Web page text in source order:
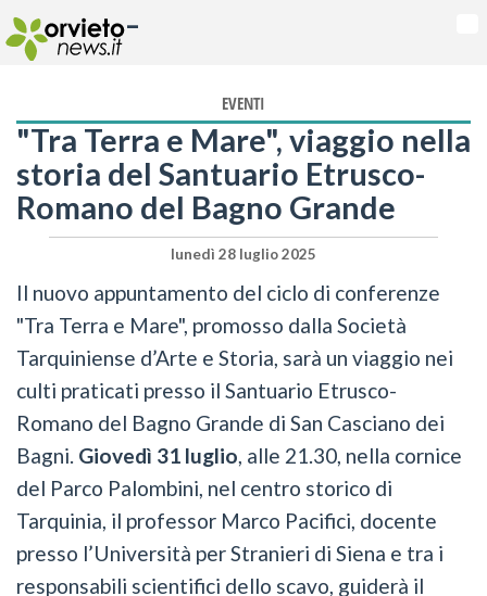
-
EVENTI
"Tra Terra e Mare", viaggio nella
storia del Santuario Etrusco-
Romano del Bagno Grande
lunedì 28 luglio 2025
Il nuovo appuntamento del ciclo di conferenze
"Tra Terra e Mare", promosso dalla Società
Tarquiniense d’Arte e Storia, sarà un viaggio nei
culti praticati presso il Santuario Etrusco-
Romano del Bagno Grande di San Casciano dei
Bagni. Giovedì 31 luglio , alle 21.30, nella cornice
del Parco Palombini, nel centro storico di
Tarquinia, il professor Marco Pacifici, docente
presso l’Università per Stranieri di Siena e tra i
responsabili scientifici dello scavo, guiderà il